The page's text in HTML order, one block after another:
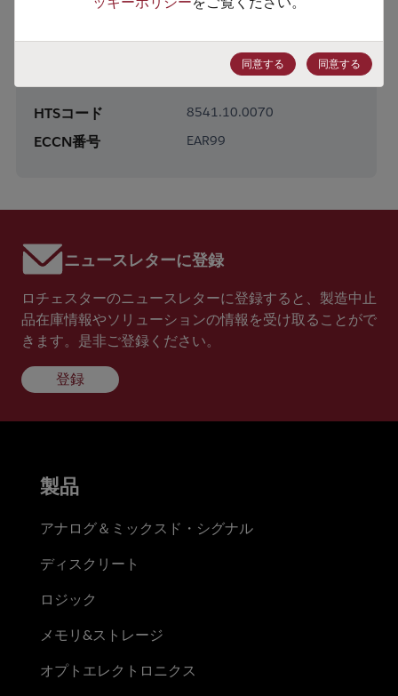
製品カテゴリー Discretes
製品サブカテゴリー Diodes
Rectifier/Schottky Diodes
HTSコード 8541.10.0070
ECCN番号 EAR99
ニュースレターに登録
ロチェスターのニュースレターに登録すると、製造中止
品在庫情報やソリューションの情報を受け取ることがで
きます。是非ご登録ください。
登録
同意する 同意する
製品
アナログ＆ミックスド・シグナル
ディスクリート
ロジック
メモリ&ストレージ
オプトエレクトロニクス